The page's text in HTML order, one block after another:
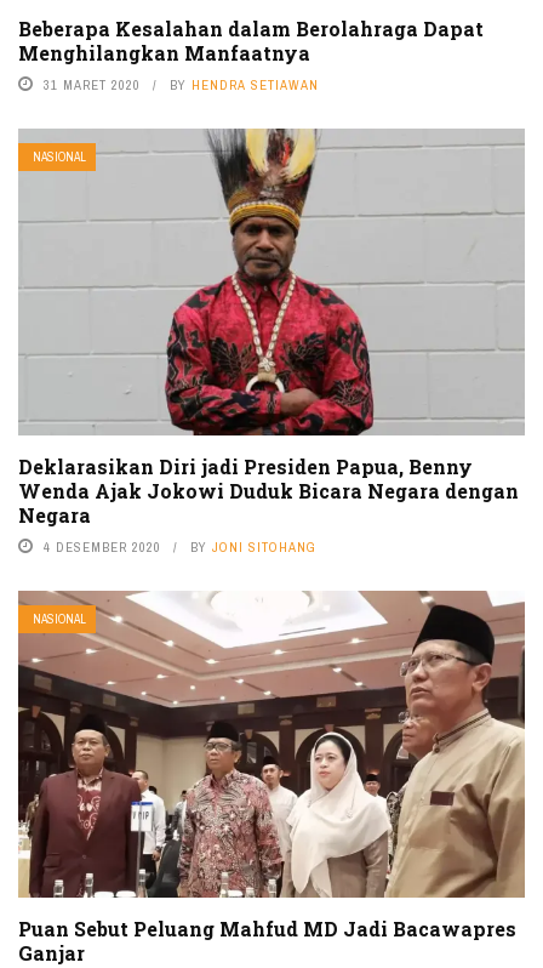
Beberapa Kesalahan dalam Berolahraga Dapat
Menghilangkan Manfaatnya
31 MARET 2020 BY HENDRA SETIAWAN
NASIONAL
Deklarasikan Diri jadi Presiden Papua, Benny
Wenda Ajak Jokowi Duduk Bicara Negara dengan
Negara
4 DESEMBER 2020 BY JONI SITOHANG
NASIONAL
Puan Sebut Peluang Mahfud MD Jadi Bacawapres
Ganjar